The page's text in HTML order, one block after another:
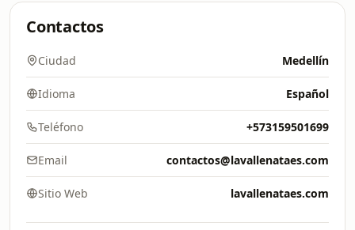
Contactos
Ciudad Medellín
Idioma Español
Teléfono +573159501699
Email contactos@lavallenataes.com
Sitio Web lavallenataes.com